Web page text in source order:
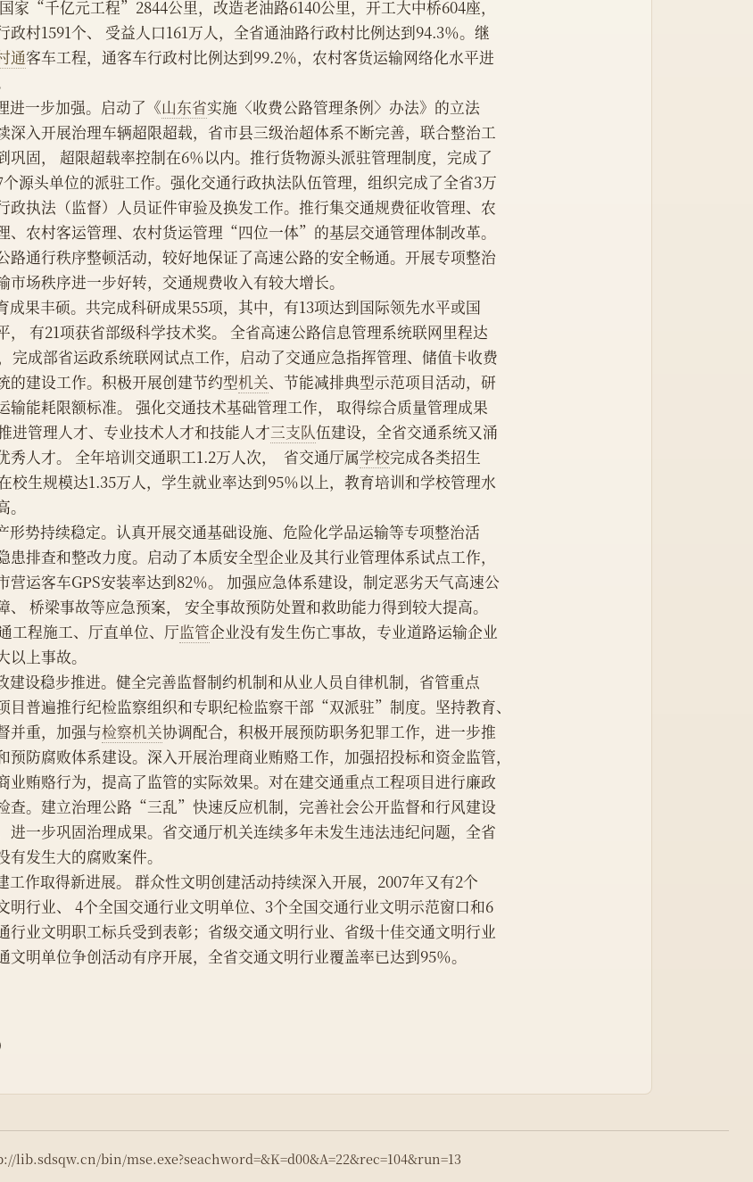
家“千亿元工程”2844公里，改造老油路6140公里，开工大中桥604座，
政村1591个、 受益人口161万人，全省通油路行政村比例达到94.3％。继
通客车工程，通客车行政村比例达到99.2％，农村客货运输网络化水平进
理进一步加强。启动了《
山东省实施〈收费公路管理条例〉办法》的立法
深入开展治理车辆超限超载，省市县三级治超体系不断完善，联合整治工
巩固， 超限超载率控制在6％以内。推行货物源头派驻管理制度，完成了
个源头单位的派驻工作。强化交通行政执法队伍管理，组织完成了全省3万
政执法（监督）人员证件审验及换发工作。推行集交通规费征收管理、农
、农村客运管理、农村货运管理“四位一体”的基层交通管理体制改革。
路通行秩序整顿活动，较好地保证了高速公路的安全畅通。开展专项整治
市场秩序进一步好转，交通规费收入有较大增长。
教育成果丰硕。共完成科研成果55项，其中，有13项达到国际领先水平或国
， 有21项获省部级科学技术奖。 全省高速公路信息管理系统联网里程达
完成部省运政系统联网试点工作，启动了交通应急指挥管理、储值卡收费
的建设工作。积极开展创建节约型机关、节能减排典型示范项目活动，研
输能耗限额标准。 强化交通技术基础管理工作， 取得综合质量管理成果
进管理人才、专业技术人才和技能人才三支队伍建设，全省交通系统又涌
秀人才。 全年培训交通职工1.2万人次，  省交通厅属学校完成各类招生
校生规模达1.35万人，学生就业率达到95％以上，教育培训和学校管理水
生产形势持续稳定。认真开展交通基础设施、危险化学品运输等专项整治活
患排查和整改力度。启动了本质安全型企业及其行业管理体系试点工作，
营运客车GPS安装率达到82％。 加强应急体系建设，制定恶劣天气高速公
、 桥梁事故等应急预案， 安全事故预防处置和救助能力得到较大提高。
工程施工、厅直单位、厅监管企业没有发生伤亡事故，专业道路运输企业
以上事故。
廉政建设稳步推进。健全完善监督制约机制和从业人员自律机制，省管重点
目普遍推行纪检监察组织和专职纪检监察干部“双派驻”制度。坚持教育、
并重，加强与检察机关协调配合，积极开展预防职务犯罪工作，进一步推
预防腐败体系建设。深入开展治理商业贿赂工作，加强招投标和资金监管，
业贿赂行为，提高了监管的实际效果。对在建交通重点工程项目进行廉政
查。建立治理公路“三乱”快速反应机制，完善社会公开监督和行风建设
进一步巩固治理成果。省交通厅机关连续多年未发生违法违纪问题，全省
有发生大的腐败案件。
创建工作取得新进展。 群众性文明创建活动持续深入开展，2007年又有2个
明行业、 4个全国交通行业文明单位、3个全国交通行业文明示范窗口和6
行业文明职工标兵受到表彰；省级交通文明行业、省级十佳交通文明行业
文明单位争创活动有序开展，全省交通文明行业覆盖率已达到95％。
lib.sdsqw.cn/bin/mse.exe?seachword=&K=d00&A=22&rec=104&run=13